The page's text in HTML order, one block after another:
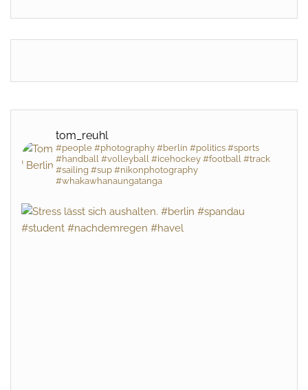
tom_reuhl
#people #photography #berlin #politics #sports
#handball #volleyball #icehockey #football #track
#sailing #sup #nikonphotography
#whakawhanaungatanga